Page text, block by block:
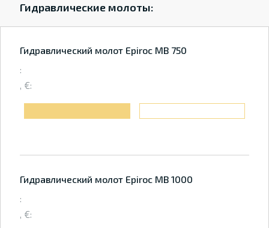
Гидравлические молоты:
Гидравлический молот Epiroc MB 750
:
, €:
Гидравлический молот Epiroc MB 1000
:
, €: